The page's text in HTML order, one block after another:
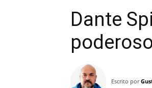
Dante
Escrito por